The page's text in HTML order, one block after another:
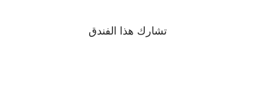
تشارك هذا الفندق